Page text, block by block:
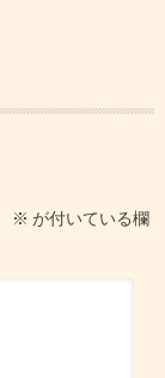
※ が付いている欄